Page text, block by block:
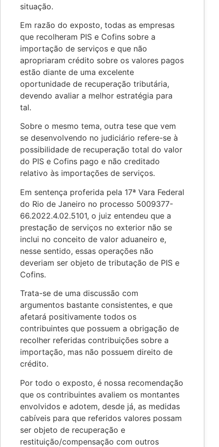
situação.
Em razão do exposto, todas as empresas
que recolheram PIS e Cofins sobre a
importação de serviços e que não
apropriaram crédito sobre os valores pagos
estão diante de uma excelente
oportunidade de recuperação tributária,
devendo avaliar a melhor estratégia para
tal.
Sobre o mesmo tema, outra tese que vem
se desenvolvendo no judiciário refere-se à
possibilidade de recuperação total do valor
do PIS e Cofins pago e não creditado
relativo às importações de serviços.
Em sentença proferida pela 17ª Vara Federal
do Rio de Janeiro no processo 5009377-
66.2022.4.02.5101, o juiz entendeu que a
prestação de serviços no exterior não se
inclui no conceito de valor aduaneiro e,
nesse sentido, essas operações não
deveriam ser objeto de tributação de PIS e
Cofins.
Trata-se de uma discussão com
argumentos bastante consistentes, e que
afetará positivamente todos os
contribuintes que possuem a obrigação de
recolher referidas contribuições sobre a
importação, mas não possuem direito de
crédito.
Por todo o exposto, é nossa recomendação
que os contribuintes avaliem os montantes
envolvidos e adotem, desde já, as medidas
cabíveis para que referidos valores possam
ser objeto de recuperação e
restituição/compensação com outros